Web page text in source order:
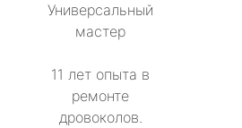
Универсальный
мастер
11 лет опыта в
ремонте
дровоколов.